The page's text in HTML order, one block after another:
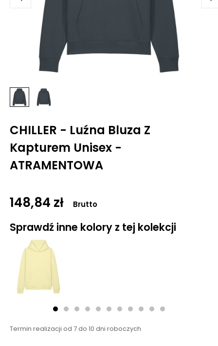
CHILLER - Luźna Bluza Z
Kapturem Unisex -
ATRAMENTOWA
148,84 zł Brutto
Sprawdź inne kolory z tej kolekcji
Termin realizacji od 7 do 10 dni roboczych